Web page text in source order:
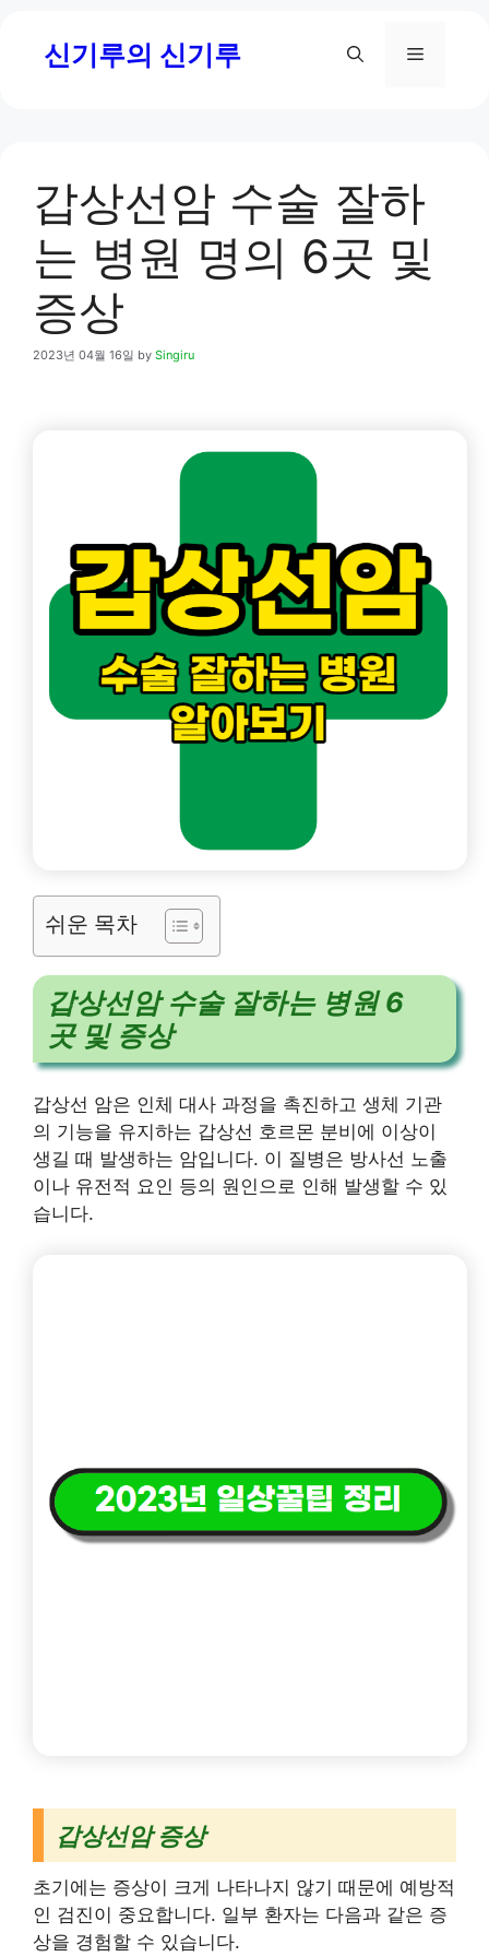
신기루의 신기루 Menu
갑상선암 수술 잘하
는 병원 명의 6곳 및
증상
2023년 04월 16일 by Singiru
쉬운 목차
갑상선암 수술 잘하는 병원 6
곳 및 증상
갑상선 암은 인체 대사 과정을 촉진하고 생체 기관
의 기능을 유지하는 갑상선 호르몬 분비에 이상이
생길 때 발생하는 암입니다. 이 질병은 방사선 노출
이나 유전적 요인 등의 원인으로 인해 발생할 수 있
습니다.
갑상선암 증상
초기에는 증상이 크게 나타나지 않기 때문에 예방적
인 검진이 중요합니다. 일부 환자는 다음과 같은 증
상을 경험할 수 있습니다.